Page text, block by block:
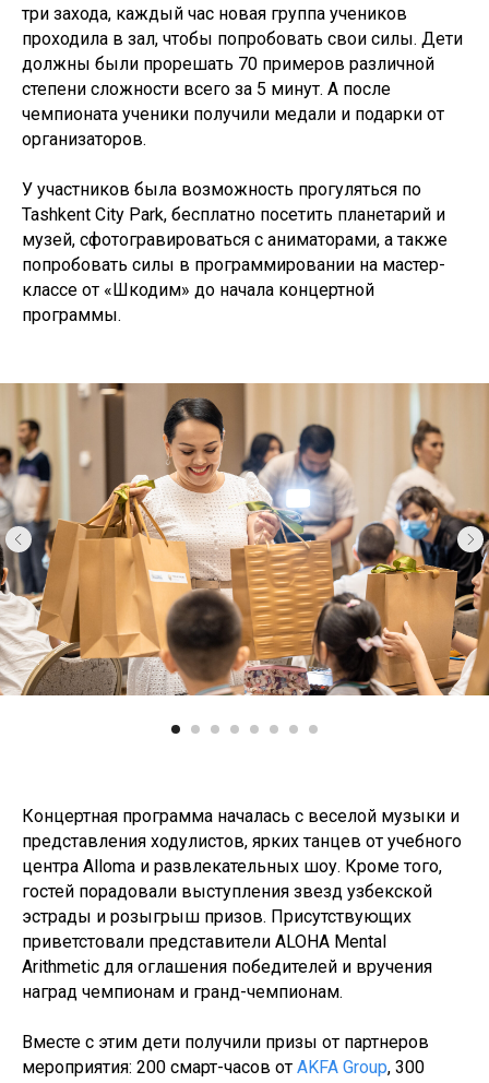
три захода, каждый час новая группа учеников
проходила в зал, чтобы попробовать свои силы. Дети
должны были прорешать 70 примеров различной
степени сложности всего за 5 минут. А после
чемпионата ученики получили медали и подарки от
организаторов.
У участников была возможность прогуляться по
Tashkent City Park, бесплатно посетить планетарий и
музей, сфотогравироваться с аниматорами, а также
попробовать силы в программировании на мастер-
классе от «Шкодим» до начала концертной
программы.
Концертная программа началась с веселой музыки и
представления ходулистов, ярких танцев от учебного
центра Alloma и развлекательных шоу. Кроме того,
гостей порадовали выступления звезд узбекской
эстрады и розыгрыш призов. Присутствующих
приветстовали представители ALOHA Mental
Arithmetic для оглашения победителей и вручения
наград чемпионам и гранд-чемпионам.
Вместе с этим дети получили призы от партнеров
мероприятия: 200 смарт-часов от AKFA Group, 300